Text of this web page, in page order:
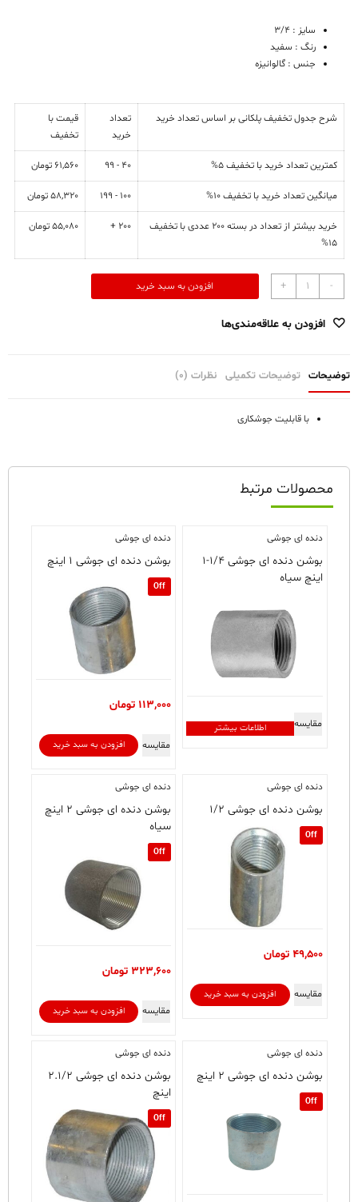
سایز : 3/4
رنگ : سفید
جنس : گالوانیزه
شرح جدول تخفیف پلکانی بر اساس تعداد خرید
تعداد
خرید
قیمت با
تخفیف
کمترین تعداد خرید با تخفیف 5% 40 - 99
61,560 تومان
میانگین تعداد خرید با تخفیف 10% 100 - 199
58,320 تومان
خرید بیشتر از تعداد در بسته 200 عددی با تخفیف
15%
200 +
55,080 تومان
-
بوشن
دنده
جوشی
+ افزودن به سبد خرید
افزودن به علاقه‌مندی‌ها
توضیحات توضیحات تکمیلی نظرات (0)
با قابلیت جوشکاری
محصولات مرتبط
دنده ای جوشی
بوشن دنده ای جوشی ۱/۴-۱
اینچ سیاه
اطلاعات بیشتر مقایسه
دنده ای جوشی
بوشن دنده ای جوشی ۱ اینچ
Off
113,000 تومان
افزودن به سبد خرید مقایسه
دنده ای جوشی
بوشن دنده ای جوشی ۱/۲
Off
49,500 تومان
افزودن به سبد خرید مقایسه
دنده ای جوشی
بوشن دنده ای جوشی ۲ اینچ
سیاه
Off
323,600 تومان
افزودن به سبد خرید مقایسه
دنده ای جوشی
بوشن دنده ای جوشی ۲ اینچ
Off
دنده ای جوشی
بوشن دنده ای جوشی ۲.۱/۲
اینچ
Off